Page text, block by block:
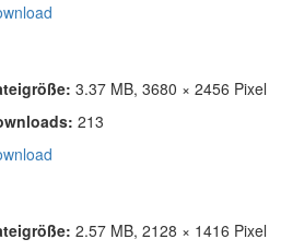
3.37 MB, 3680 × 2456 Pixel
213
2.57 MB, 2128 × 1416 Pixel